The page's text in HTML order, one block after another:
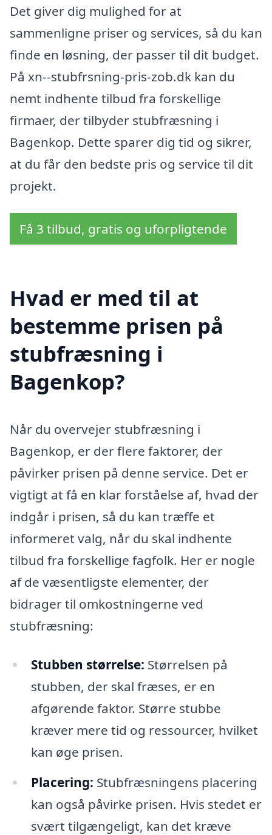
Det giver dig mulighed for at
sammenligne priser og services, så du kan
finde en løsning, der passer til dit budget.
På xn--stubfrsning-pris-zob.dk kan du
nemt indhente tilbud fra forskellige
firmaer, der tilbyder stubfræsning i
Bagenkop. Dette sparer dig tid og sikrer,
at du får den bedste pris og service til dit
projekt.
Få 3 tilbud, gratis og uforpligtende
Hvad er med til at
bestemme prisen på
stubfræsning i
Bagenkop?
Når du overvejer stubfræsning i
Bagenkop, er der flere faktorer, der
påvirker prisen på denne service. Det er
vigtigt at få en klar forståelse af, hvad der
indgår i prisen, så du kan træffe et
informeret valg, når du skal indhente
tilbud fra forskellige fagfolk. Her er nogle
af de væsentligste elementer, der
bidrager til omkostningerne ved
stubfræsning:
Stubben størrelse: Størrelsen på
stubben, der skal fræses, er en
afgørende faktor. Større stubbe
kræver mere tid og ressourcer, hvilket
kan øge prisen.
Placering: Stubfræsningens placering
kan også påvirke prisen. Hvis stedet er
svært tilgængeligt, kan det kræve